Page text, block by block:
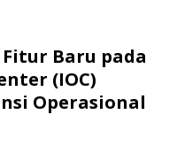
Baru pada
(IOC)
Operasional